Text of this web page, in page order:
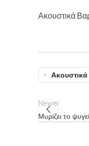
Ακουστικά
Newer
Μυρίζει το